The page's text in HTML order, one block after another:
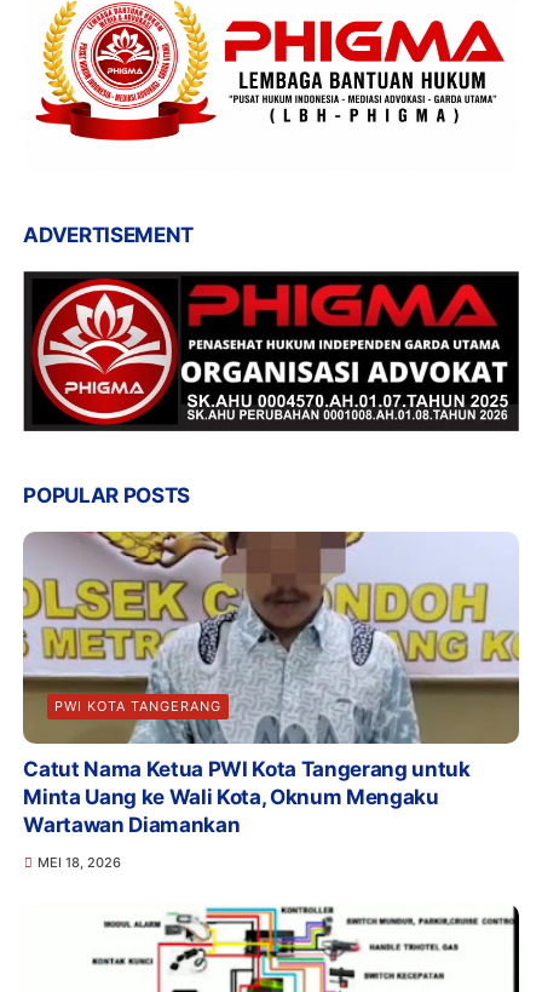
ADVERTISEMENT
POPULAR POSTS
PWI KOTA TANGERANG
Catut Nama Ketua PWI Kota Tangerang untuk
Minta Uang ke Wali Kota, Oknum Mengaku
Wartawan Diamankan
MEI 18, 2026